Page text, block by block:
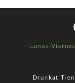
Lunes-Viernes
Drunkat